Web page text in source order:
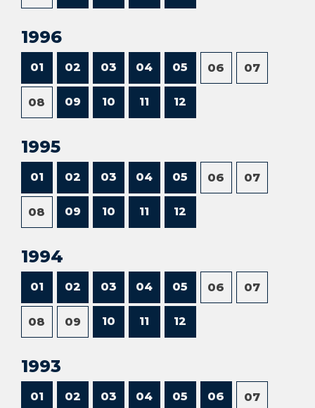
1996
01 02 03 04 05 06 07
08 09 10 11 12
1995
01 02 03 04 05 06 07
08 09 10 11 12
1994
01 02 03 04 05 06 07
08 09 10 11 12
1993
01 02 03 04 05 06 07